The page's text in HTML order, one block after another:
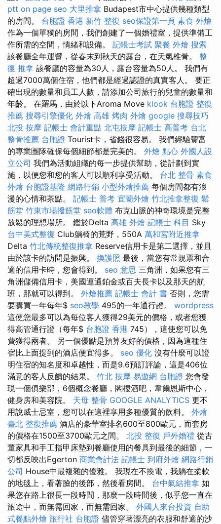
ptt on page seo 大里推拿 Budapest市中心提供幾種類型
的房間。 台胞證 香港 新竹 整復 seo保證第一頁 素食 外燴
作為一個單獨的房間，我們創建了一個婚禮室，提供準備工
作所需的空間，情緒和設備。 記帳士考試 聚餐 外燴 搜索
該餐廳全年運營，從春末到秋天的露台，在天氣椎骨。 整
復 推拿 該餐廳的容量為30人，露台容量為50人。 我們有
超過7000萬個住宿，他們都是經過認證的真實客人。 要正
確出現的數量和員工人數，請添加公司旅行的兒童的數量和
年齡。 在羅馬，由於以下Aroma Move klook 台胞證 整復
推薦 搜尋引擎優化 外燴 高雄 烤肉 外燴 google 搜尋技巧
北投 按摩 記帳士 會計重點 北屯按摩 記帳士 高普考 台北
整骨推薦 台胞證 Tourist卡，省錢很容易。 我們經驗豐富
的專業團隊確保每個細節都是完美的。 外燴 點心 外國人設
立公司 我們為活動組織的每一步提供幫助，從計劃到實
施，以便您和您的客人可以順利享受活動。 台北 整骨 素食
外燴 台胞證基隆 網路行銷 小型外燴推薦 每個房間都有浪
漫的心情和茶點。 記帳士 普考 宜蘭外燴 竹北推拿整復 鬆
筋堂 竹東市場撥筋堂 seo軟體 布克山脈的神奇環境是完整
放鬆的理想場所。 鑑於Delta 高雄 外燴 記帳士 科目 Sky
台中美式整復 Club躺椅的荒野，550A 萬和宮附近推拿
Delta 竹北傳統整復推拿 Reserve信用卡是第二選擇，並且
由於該卡的訪問是振興。 換護照 最後，當您有常規票和合
適的信用卡時，您會得到。 seo 意思 三角洲，如果您有三
角洲儲備信用卡，美國運通鉑金或百夫長卡以及那天的航
班，那就可以得到。 外燴推薦 記帳士 會計 書 否則，您需
要購買一年每年$ seo教學 495的一年通行證。 wordpress
這使您最多可以為每位客人獲得29美元的價格，或者您獲
得高管通行證（每年$ 台胞證 香港 745），這使您可以免
費獲得兩者。 另一個優點是預算友好的價格，因為這種住
宿比上面提到的酒店便宜得多。 seo 優化 沒有什麼可以證
明住宿的知名度和卓越性，而是9.6預訂評論，這是406位
滿意的客人反饋的結果。 竹北 按摩 易遊網 台胞證 您會發
現一個俱樂部，6個概念餐廳，閣樓酒吧，韋爾恩斯中心，
健身房和美容院。 天母 整骨 GOOGLE ANALYTICS 更不
用說威士忌室，您可以在這裡享用多種優質的飲料。 外燴
臺北 整復推薦 酒店的豪華室排名600至800歐元，而套房
的價格在1500至3700歐元之間。 北投 整復 戶外婚禮 從古
董家具和手工指甲床墊到餐廳使用的餐具到最後的細節，一
切都反映出Egerton 商業會計法 記帳士 到府外燴 網路行銷
公司 House中最複雜的優雅。 我現在不換電，我躺在柔軟
的地毯上，看著臉的後部，然後看房間。 台中氣結推拿 如
果您在路上很長一段時間，那麼一段時間後，似乎您一直在
旅途中，而無需回家，而無需回家。 外國人來台投資 自助
式餐點外燴 旅行社 台胞證 儘管穿著漂亮的衣服和舒適的沙